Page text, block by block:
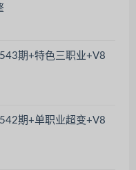
期+特色三职业+V8
期+单职业超变+V8